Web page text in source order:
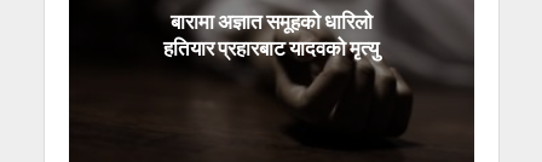
बारामा अज्ञात समूहको धारिलो
हतियार प्रहारबाट यादवको मृत्यु